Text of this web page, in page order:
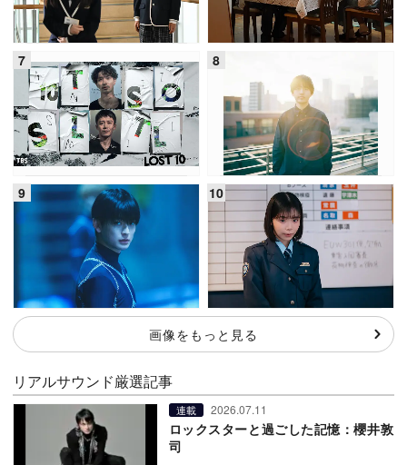
画像をもっと見る
リアルサウンド厳選記事
連載 2026.07.11
ロックスターと過ごした記憶：櫻井敦
司